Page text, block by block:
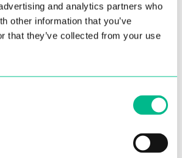
and analytics partners who
other information that you’ve
that they’ve collected from your use
rápida y fácil. Ven a
espacios en